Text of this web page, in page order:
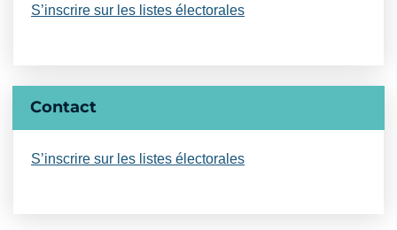
S’inscrire sur les listes électorales
Contact
S’inscrire sur les listes électorales